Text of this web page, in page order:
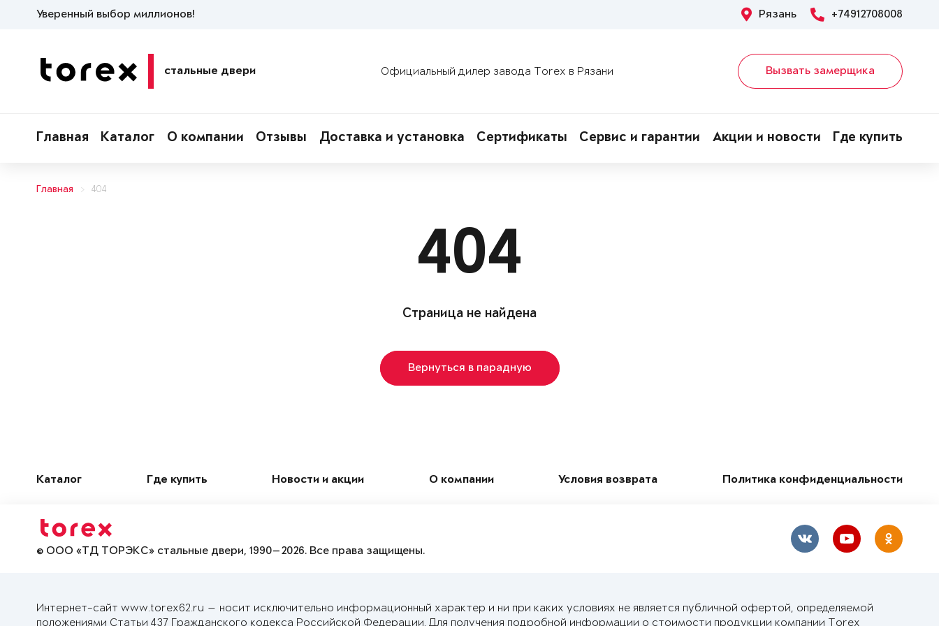
Уверенный выбор миллионов! Рязань +74912708008
стальные двери Официальный дилер завода Torex в Рязани Вызвать замерщика
Главная Каталог О компании Отзывы Доставка и установка Сертификаты Сервис и гарантии Акции и новости Где купить
Главная 404
404
Страница не найдена
Вернуться в парадную
Каталог Где купить Новости и акции О компании Условия возврата Политика конфиденциальности
© ООО «ТД ТОРЭКС» стальные двери, 1990—2026. Все права защищены.
Интернет-сайт www.torex62.ru — носит исключительно информационный характер и ни при каких условиях не является публичной офертой, определяемой
положениями Статьи 437 Гражданского кодекса Российской Федерации. Для получения подробной информации о стоимости продукции компании Torex